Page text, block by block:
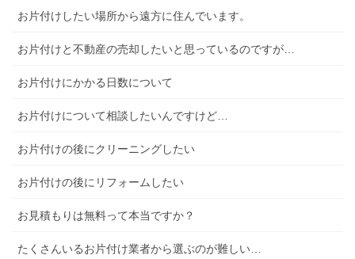
お片付けしたい場所から遠方に住んでいます。
お片付けと不動産の売却したいと思っているのですが…
お片付けにかかる日数について
お片付けについて相談したいんですけど…
お片付けの後にクリーニングしたい
お片付けの後にリフォームしたい
お見積もりは無料って本当ですか？
たくさんいるお片付け業者から選ぶのが難しい…